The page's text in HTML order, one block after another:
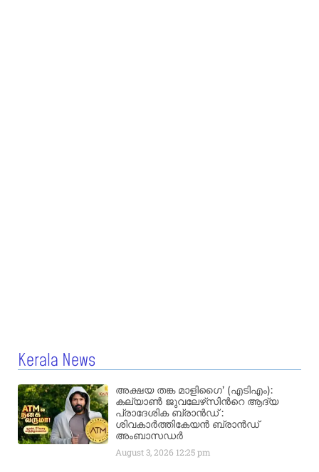
Kerala News
അക്ഷയ തങ്ക മാളിഗൈ’ (എടിഎം):
കല്യാണ്‍ ജുവലേഴ്‌സിന്‍റെ ആദ്യ
പ്രാദേശിക ബ്രാന്‍ഡ് :
ശിവകാര്‍ത്തികേയന്‍ ബ്രാന്‍ഡ്
അംബാസഡര്‍
August 3, 2026 12:25 pm